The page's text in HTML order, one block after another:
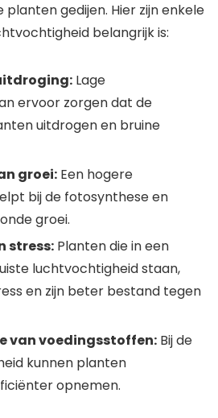
planten gedijen. Hier zijn enkele
belangrijk is:
Lage
ervoor zorgen dat de
uitdrogen en bruine
groei: Een hogere
bij de fotosynthese en
groei.
stress: Planten die in een
luchtvochtigheid staan,
en zijn beter bestand tegen
van voedingsstoffen: Bij de
kunnen planten
opnemen.